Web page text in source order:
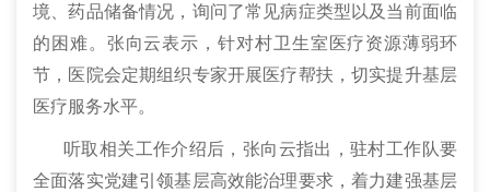
境、药品储备情况，询问了常见病症类型以及当前面临
的困难。张向云表示，针对村卫生室医疗资源薄弱环
节，医院会定期组织专家开展医疗帮扶，切实提升基层
医疗服务水平。
听取相关工作介绍后，张向云指出，驻村工作队要
全面落实党建引领基层高效能治理要求，着力建强基层